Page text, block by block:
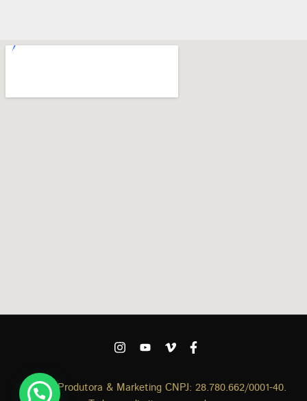
Aliança Produtora & Marketing CNPJ: 28.780.662/0001-40.